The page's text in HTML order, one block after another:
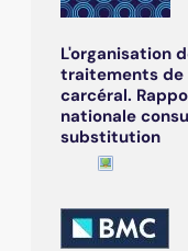
L'organisation
traitements de
carcéral.
nationale
substitution